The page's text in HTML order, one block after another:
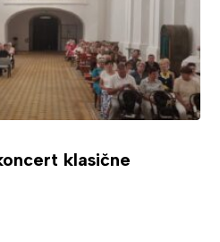
klasične